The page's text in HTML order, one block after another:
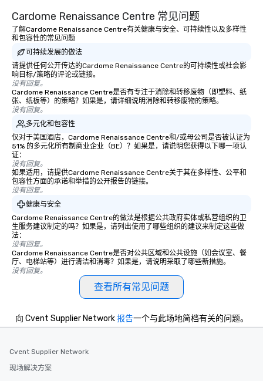
Chicora translates in English to “land
of the healing breezes.” Charleston
has the same effect on people. The
city is lost to time and shows nothing
but kindness and wonder to all who
come here. Chicora Tours is proudly
welcome to give you the greatest
Charleston experience.
Cardome Renaissance Centre 常见问题
了解Cardome Renaissance Centre有关健康与安全、可持续性以及多样性
和包容性的常见问题
可持续发展的做法
请提供任何公开传达的Cardome Renaissance Centre的可持续性或社会影
响目标/策略的评论或链接。
没有回复。
Cardome Renaissance Centre是否有专注于消除和转移废物（即塑料、纸
张、纸板等）的策略？如果是，请详细说明消除和转移废物的策略。
没有回复。
多元化和包容性
仅对于美国酒店，Cardome Renaissance Centre和/或母公司是否被认证为
51% 的多元化所有制商业企业（BE）？如果是，请说明您获得以下哪一项认
证：
没有回复。
如果适用，请提供Cardome Renaissance Centre关于其在多样性、公平和
包容性方面的承诺和举措的公开报告的链接。
没有回复。
健康与安全
Cardome Renaissance Centre的做法是根据公共政府实体或私营组织的卫
生服务建议制定的吗？如果是，请列出使用了哪些组织的建议来制定这些做
法：
没有回复。
Cardome Renaissance Centre是否对公共区域和公共设施（如会议室、餐
厅、电梯站等）进行清洁和消毒？如果是，请说明采取了哪些新措施。
没有回复。
查看所有常见问题
向 Cvent Supplier Network报告一个与此场地简档有关的问题。
Cvent Supplier Network
现场解决方案